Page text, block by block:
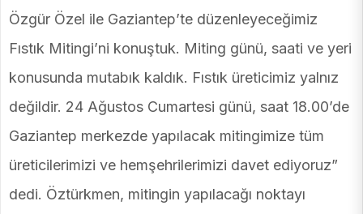
Özgür Özel ile Gaziantep’te düzenleyeceğimiz
Fıstık Mitingi’ni konuştuk. Miting günü, saati ve yeri
konusunda mutabık kaldık. Fıstık üreticimiz yalnız
değildir. 24 Ağustos Cumartesi günü, saat 18.00’de
Gaziantep merkezde yapılacak mitingimize tüm
üreticilerimizi ve hemşehrilerimizi davet ediyoruz”
dedi. Öztürkmen, mitingin yapılacağı noktayı